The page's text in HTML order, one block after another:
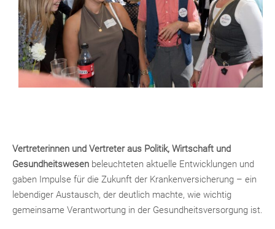
Vertreterinnen und Vertreter aus Politik, Wirtschaft und
Gesundheitswesen beleuchteten aktuelle Entwicklungen und
gaben Impulse für die Zukunft der Krankenversicherung – ein
lebendiger Austausch, der deutlich machte, wie wichtig
gemeinsame Verantwortung in der Gesundheitsversorgung ist.